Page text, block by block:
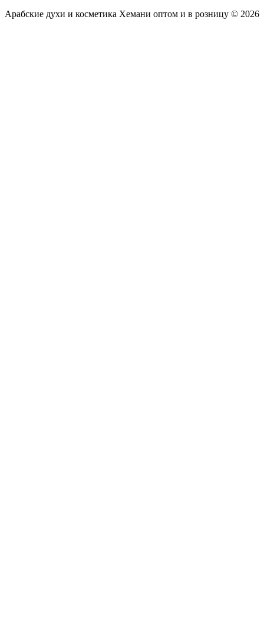
Арабские духи и косметика Хемани оптом и в розницу © 2026